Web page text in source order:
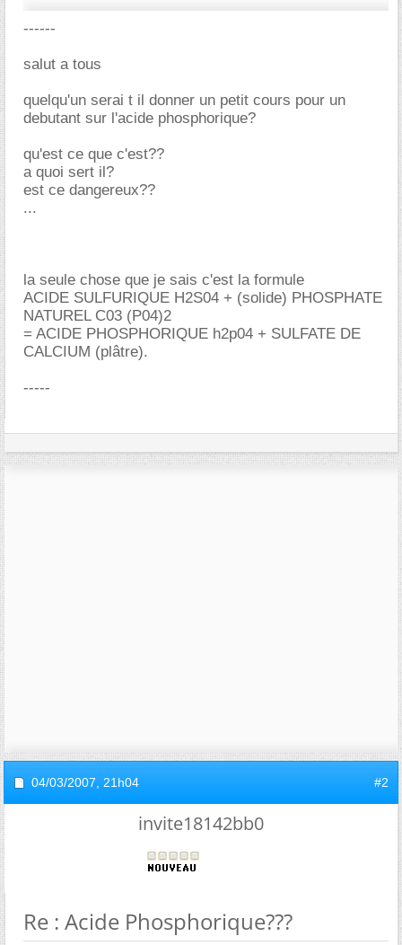
------
salut a tous
quelqu'un serai t il donner un petit cours pour un
debutant sur l'acide phosphorique?
qu'est ce que c'est??
a quoi sert il?
est ce dangereux??
...
la seule chose que je sais c'est la formule
ACIDE SULFURIQUE H2S04 + (solide) PHOSPHATE
NATUREL C03 (P04)2
= ACIDE PHOSPHORIQUE h2p04 + SULFATE DE
CALCIUM (plâtre).
-----
04/03/2007, 21h04 #2
invite18142bb0
Re : Acide Phosphorique???